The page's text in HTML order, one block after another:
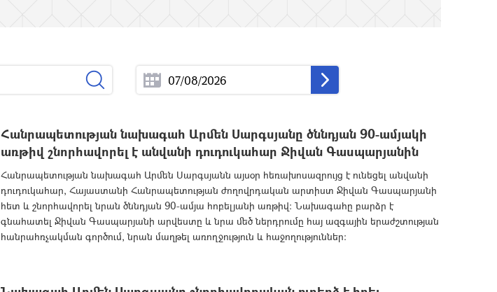
Հանրապետության նախագահ Արմեն Սարգսյանը ծննդյան 90-ամյակի
առթիվ շնորհավորել է անվանի դուդուկահար Ջիվան Գասպարյանին
Հանրապետության նախագահ Արմեն Սարգսյանն այսօր հեռախոսազրույց է ունեցել անվանի
դուդուկահար, Հայաստանի Հանրապետության ժողովրդական արտիստ Ջիվան Գասպարյանի
հետ և շնորհավորել նրան ծննդյան 90-ամյա հոբելյանի առթիվ: Նախագահը բարձր է
գնահատել Ջիվան Գասպարյանի արվեստը և նրա մեծ ներդրումը հայ ազգային երաժշտության
հանրահռչակման գործում, նրան մաղթել առողջություն և հաջողություններ: